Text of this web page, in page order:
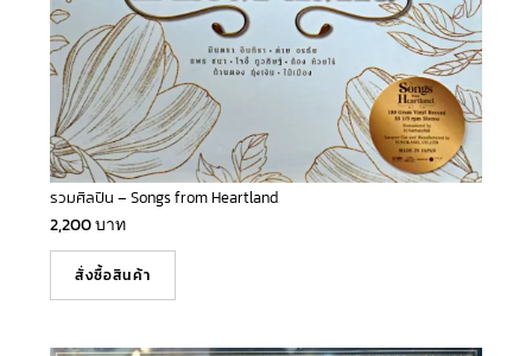
รวมศิลปิน – Songs from Heartland
2,200บาท
สั่งซื้อสินค้า